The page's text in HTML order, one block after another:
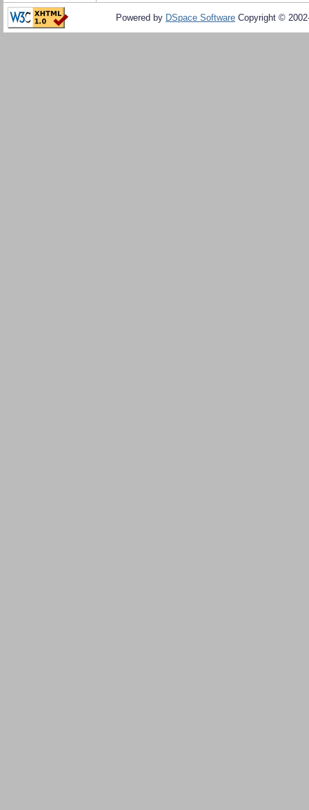
Powered by DSpace Software Copyright ©